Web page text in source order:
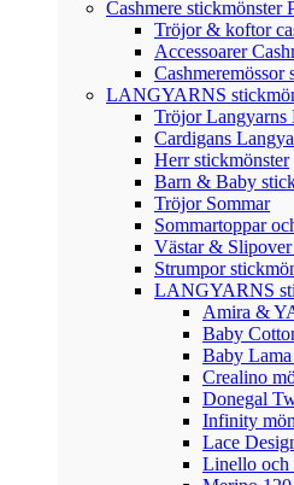
Cashmere stickmönster
Tröjor & koftor
Accessoarer
Cashmeremössor
LANGYARNS
Tröjor Langyarns
Cardigans
Herr stickmönster
Barn & Baby
Tröjor Sommar
Sommartoppar
Västar & Slipover
Strumpor
LANGYARNS
Amira &
Baby
Baby
Crealino
Donegal
Infinity
Lace
Linello och